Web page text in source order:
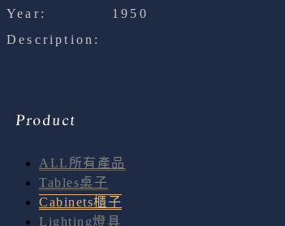
Year:
1950
Description:
Product
ALL所有產品
Tables桌子
Cabinets櫃子
Lighting燈具